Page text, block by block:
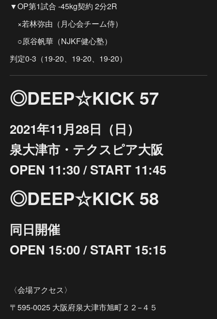
▼OP第1試合 -45kg契約 2分2R
×若林弥由（月心会チーム侍）
○原谷帆華（NJKF健心塾）
判定0-3（19-20、19-20、19-20）
◎DEEP☆KICK 57
2021年11月28日（日）
泉大津市・テクスピア大阪
OPEN 11:30 / START 11:45
◎DEEP☆KICK 58
同日開催
OPEN 15:00 / START 15:15
〈会場アクセス〉
〒595-0025 大阪府泉大津市旭町２２−４５